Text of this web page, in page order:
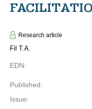
Research article
Fil T.A.
EDN:
Published:
Issue: